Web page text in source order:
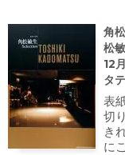
角
松
12
タ
表
切
き
に